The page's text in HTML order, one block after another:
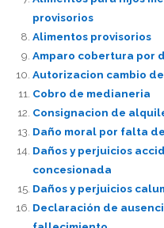
provisorios
Alimentos provisorios
Amparo cobertura por
Autorizacion cambio
Cobro de medianeria
Consignacion de
Daño moral por falta
Daños y perjuicios
concesionada
Daños y perjuicios
Declaración de